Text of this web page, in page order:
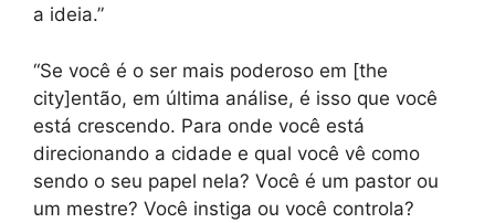
a ideia.”
“Se você é o ser mais poderoso em [the
city]então, em última análise, é isso que você
está crescendo. Para onde você está
direcionando a cidade e qual você vê como
sendo o seu papel nela? Você é um pastor ou
um mestre? Você instiga ou você controla?